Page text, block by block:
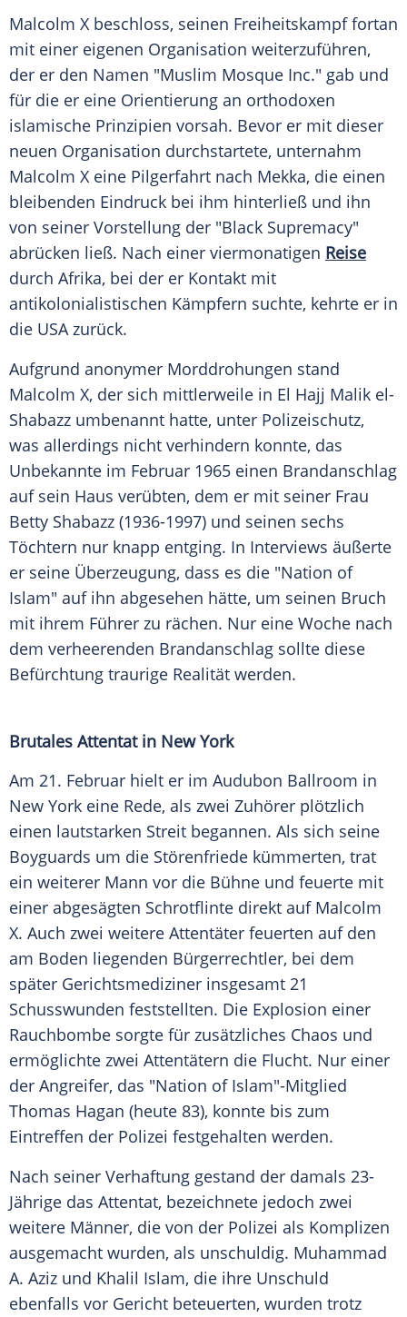
Malcolm X beschloss, seinen Freiheitskampf fortan
mit einer eigenen Organisation weiterzuführen,
der er den Namen "Muslim Mosque Inc." gab und
für die er eine Orientierung an orthodoxen
islamische Prinzipien vorsah. Bevor er mit dieser
neuen Organisation durchstartete, unternahm
Malcolm X eine Pilgerfahrt nach Mekka, die einen
bleibenden Eindruck bei ihm hinterließ und ihn
von seiner Vorstellung der "Black Supremacy"
abrücken ließ. Nach einer viermonatigen Reise
durch Afrika, bei der er Kontakt mit
antikolonialistischen Kämpfern suchte, kehrte er in
die USA zurück.
Aufgrund anonymer Morddrohungen stand
Malcolm X, der sich mittlerweile in El Hajj Malik el-
Shabazz umbenannt hatte, unter Polizeischutz,
was allerdings nicht verhindern konnte, das
Unbekannte im Februar 1965 einen Brandanschlag
auf sein Haus verübten, dem er mit seiner Frau
Betty Shabazz (1936-1997) und seinen sechs
Töchtern nur knapp entging. In Interviews äußerte
er seine Überzeugung, dass es die "Nation of
Islam" auf ihn abgesehen hätte, um seinen Bruch
mit ihrem Führer zu rächen. Nur eine Woche nach
dem verheerenden Brandanschlag sollte diese
Befürchtung traurige Realität werden.
Brutales Attentat in New York
Am 21. Februar hielt er im Audubon Ballroom in
New York eine Rede, als zwei Zuhörer plötzlich
einen lautstarken Streit begannen. Als sich seine
Boyguards um die Störenfriede kümmerten, trat
ein weiterer Mann vor die Bühne und feuerte mit
einer abgesägten Schrotflinte direkt auf Malcolm
X. Auch zwei weitere Attentäter feuerten auf den
am Boden liegenden Bürgerrechtler, bei dem
später Gerichtsmediziner insgesamt 21
Schusswunden feststellten. Die Explosion einer
Rauchbombe sorgte für zusätzliches Chaos und
ermöglichte zwei Attentätern die Flucht. Nur einer
der Angreifer, das "Nation of Islam"-Mitglied
Thomas Hagan (heute 83), konnte bis zum
Eintreffen der Polizei festgehalten werden.
Nach seiner Verhaftung gestand der damals 23-
Jährige das Attentat, bezeichnete jedoch zwei
weitere Männer, die von der Polizei als Komplizen
ausgemacht wurden, als unschuldig. Muhammad
A. Aziz und Khalil Islam, die ihre Unschuld
ebenfalls vor Gericht beteuerten, wurden trotz